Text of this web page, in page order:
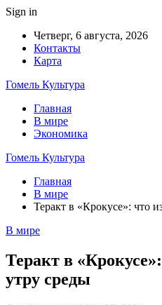
Sign in
Четверг, 6 августа, 2026
Контакты
Карта
Гомель Культура
Главная
В мире
Экономика
Гомель Культура
Главная
В мире
Теракт в «Крокусе»: что
В мире
Теракт в
утру среды